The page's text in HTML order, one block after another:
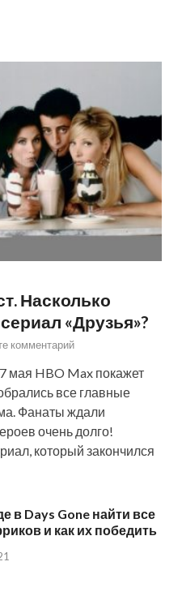
Насколько
«Друзья»?
комментарий
мая HBO Max покажет
все главные
Фанаты ждали
очень долго!
который закончился
в Days Gone найти все
и как их победить